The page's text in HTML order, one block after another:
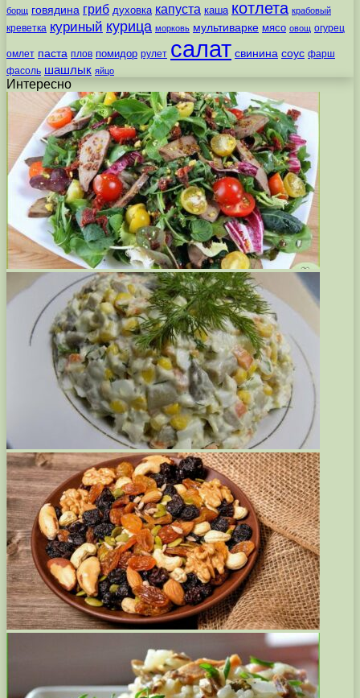
борщ говядина гриб духовка капуста каша котлета крабовый
креветка куриный курица морковь мультиварке мясо овощ огурец
омлет паста плов помидор рулет салат свинина соус фарш
фасоль шашлык яйцо
Интересно